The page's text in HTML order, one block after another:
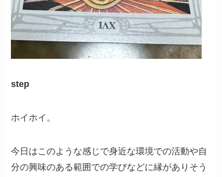
step
ホイホイ。
今日はこのような感じで身近な環境での活動や自
分の興味のある範囲での学びなどに縁がありそう